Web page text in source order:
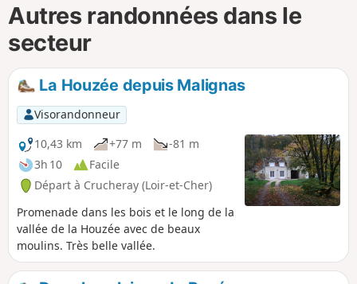
Autres randonnées dans le
secteur
La Houzée depuis Malignas
Visorandonneur
10,43 km
+77 m
-81 m
3h 10
Facile
Départ à Crucheray (Loir-et-Cher)
Promenade dans les bois et le long de la
vallée de la Houzée avec de beaux
moulins. Très belle vallée.